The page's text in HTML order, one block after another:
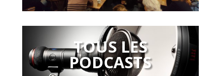
TOUS LES
PODCASTS